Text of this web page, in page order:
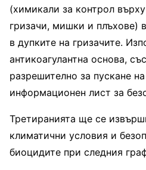
(химикали за контрол
гризачи, мишки и плъхове)
в дупките на гризачите.
антикоагулантна основа,
разрешително за пускане
информационен лист за
Третиранията ще се
климатични условия и
биоцидите при следния